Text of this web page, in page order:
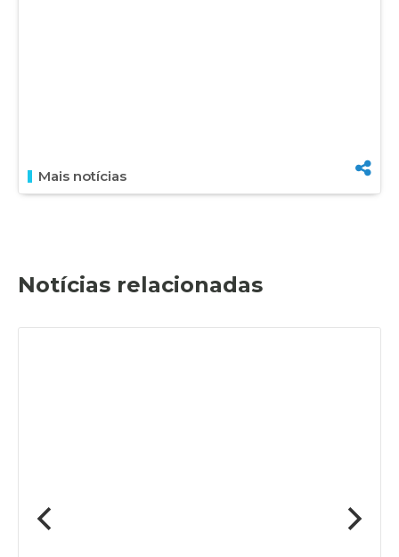
Mais notícias
Notícias relacionadas